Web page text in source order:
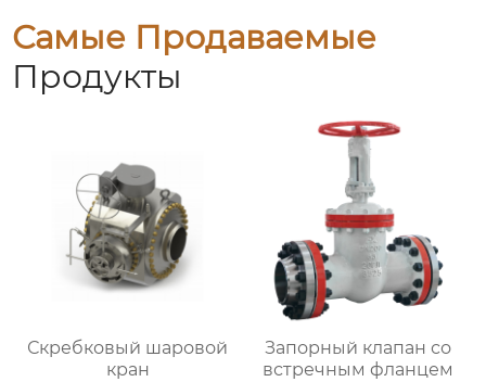
Самые Продаваемые
Продукты
Скребковый шаровой
кран
Запорный клапан со
встречным фланцем